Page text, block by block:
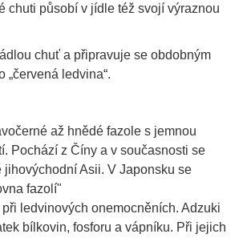
chuti působí v jídle též svojí výraznou
chuť a připravuje se obdobným
„červená ledvina“.
až hnědé fazole s jemnou
Pochází z Číny a v současnosti se
jihovýchodní Asii. V Japonsku se
fazolí"
ledvinových onemocněních. Adzuki
bílkovin, fosforu a vápníku. Při jejich